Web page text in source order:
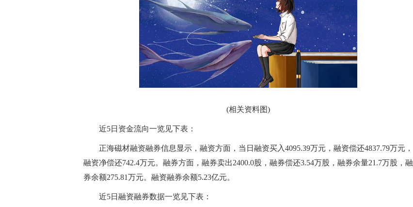
(相关资料图)
近5日资金流向一览见下表：
正海磁材融资融券信息显示，融资方面，当日融资买入4095.39万元，融资偿还4837.79万元，
融资净偿还742.4万元。融券方面，融券卖出2400.0股，融券偿还3.54万股，融券余量21.7万股，融
券余额275.81万元。融资融券余额5.23亿元。
近5日融资融券数据一览见下表：